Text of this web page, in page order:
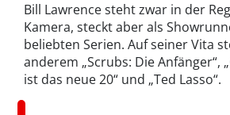
Bill Lawrence steht zwar in der
Kamera, steckt aber als
beliebten Serien. Auf seiner Vita
anderem „Scrubs: Die Anfänger“,
ist das neue 20“ und „Ted Lasso“.